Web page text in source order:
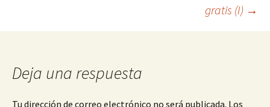
gratis (I) →
Deja una respuesta
Tu dirección de correo electrónico no será publicada. Los